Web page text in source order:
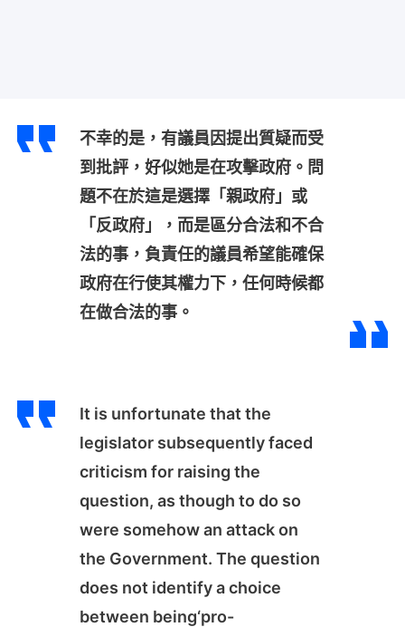
不幸的是，有議員因提出質疑而受
到批評，好似她是在攻擊政府。問
題不在於這是選擇「親政府」或
「反政府」，而是區分合法和不合
法的事，負責任的議員希望能確保
政府在行使其權力下，任何時候都
在做合法的事。
It is unfortunate that the
legislator subsequently faced
criticism for raising the
question, as though to do so
were somehow an attack on
the Government. The question
does not identify a choice
between being‘pro-